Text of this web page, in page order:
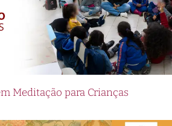
Meditação para Crianças